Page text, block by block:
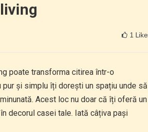
1
poate transforma citirea într-o
și simplu îți dorești un spațiu unde să
Acest loc nu doar că îți oferă un
decorul casei tale. Iată câțiva pași